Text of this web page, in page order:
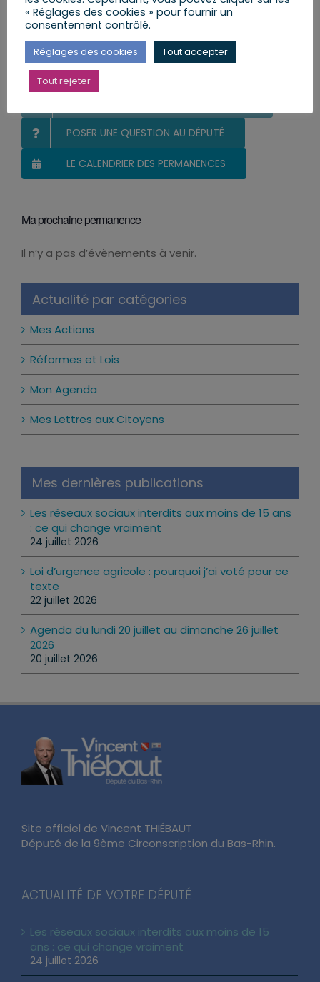
Vous et votre Député
S’INSCRIRE ET RECEVOIR LA NEWSLETTER
POSER UNE QUESTION AU DÉPUTÉ
LE CALENDRIER DES PERMANENCES
Ma prochaine permanence
Notice
Il n’y a pas d’évènements à venir.
Actualité par catégories
Mes Actions
Réformes et Lois
Mon Agenda
Mes Lettres aux Citoyens
Mes dernières publications
Les réseaux sociaux interdits aux moins de 15 ans
: ce qui change vraiment
24 juillet 2026
Loi d’urgence agricole : pourquoi j’ai voté pour ce
texte
22 juillet 2026
Agenda du lundi 20 juillet au dimanche 26 juillet
2026
20 juillet 2026
Site officiel de Vincent THIÉBAUT
Député de la 9ème Circonscription du Bas-Rhin.
ACTUALITÉ DE VOTRE DÉPUTÉ
Les réseaux sociaux interdits aux moins de 15
ans : ce qui change vraiment
24 juillet 2026
« Réglages des cookies » pour fournir un
consentement contrôlé.
Réglages des cookies Tout accepter
Tout rejeter